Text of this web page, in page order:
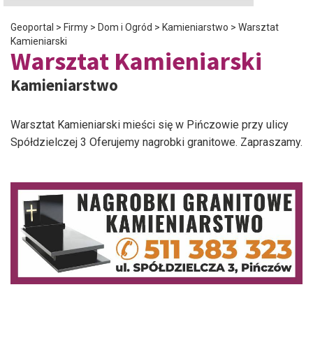
Geoportal > Firmy > Dom i Ogród > Kamieniarstwo > Warsztat
Kamieniarski
Warsztat Kamieniarski
Kamieniarstwo
Warsztat Kamieniarski mieści się w Pińczowie przy ulicy
Spółdzielczej 3 Oferujemy nagrobki granitowe. Zapraszamy.